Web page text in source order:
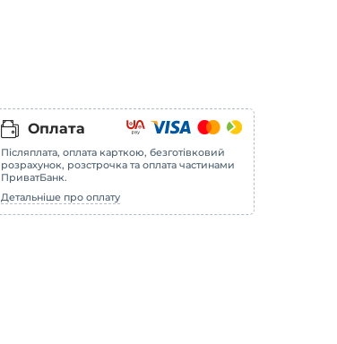
Оплата
Післяплата, оплата карткою, безготівковий
розрахунок, розстрочка та оплата частинами
ПриватБанк.
Детальніше про оплату